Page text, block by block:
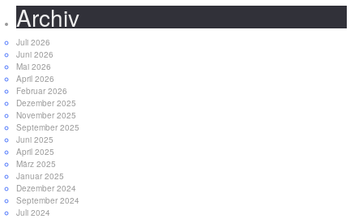
Archiv
Juli 2026
Juni 2026
Mai 2026
April 2026
Februar 2026
Dezember 2025
November 2025
September 2025
Juni 2025
April 2025
März 2025
Januar 2025
Dezember 2024
September 2024
Juli 2024